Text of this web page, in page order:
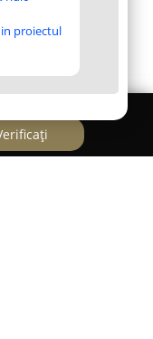
proiectul